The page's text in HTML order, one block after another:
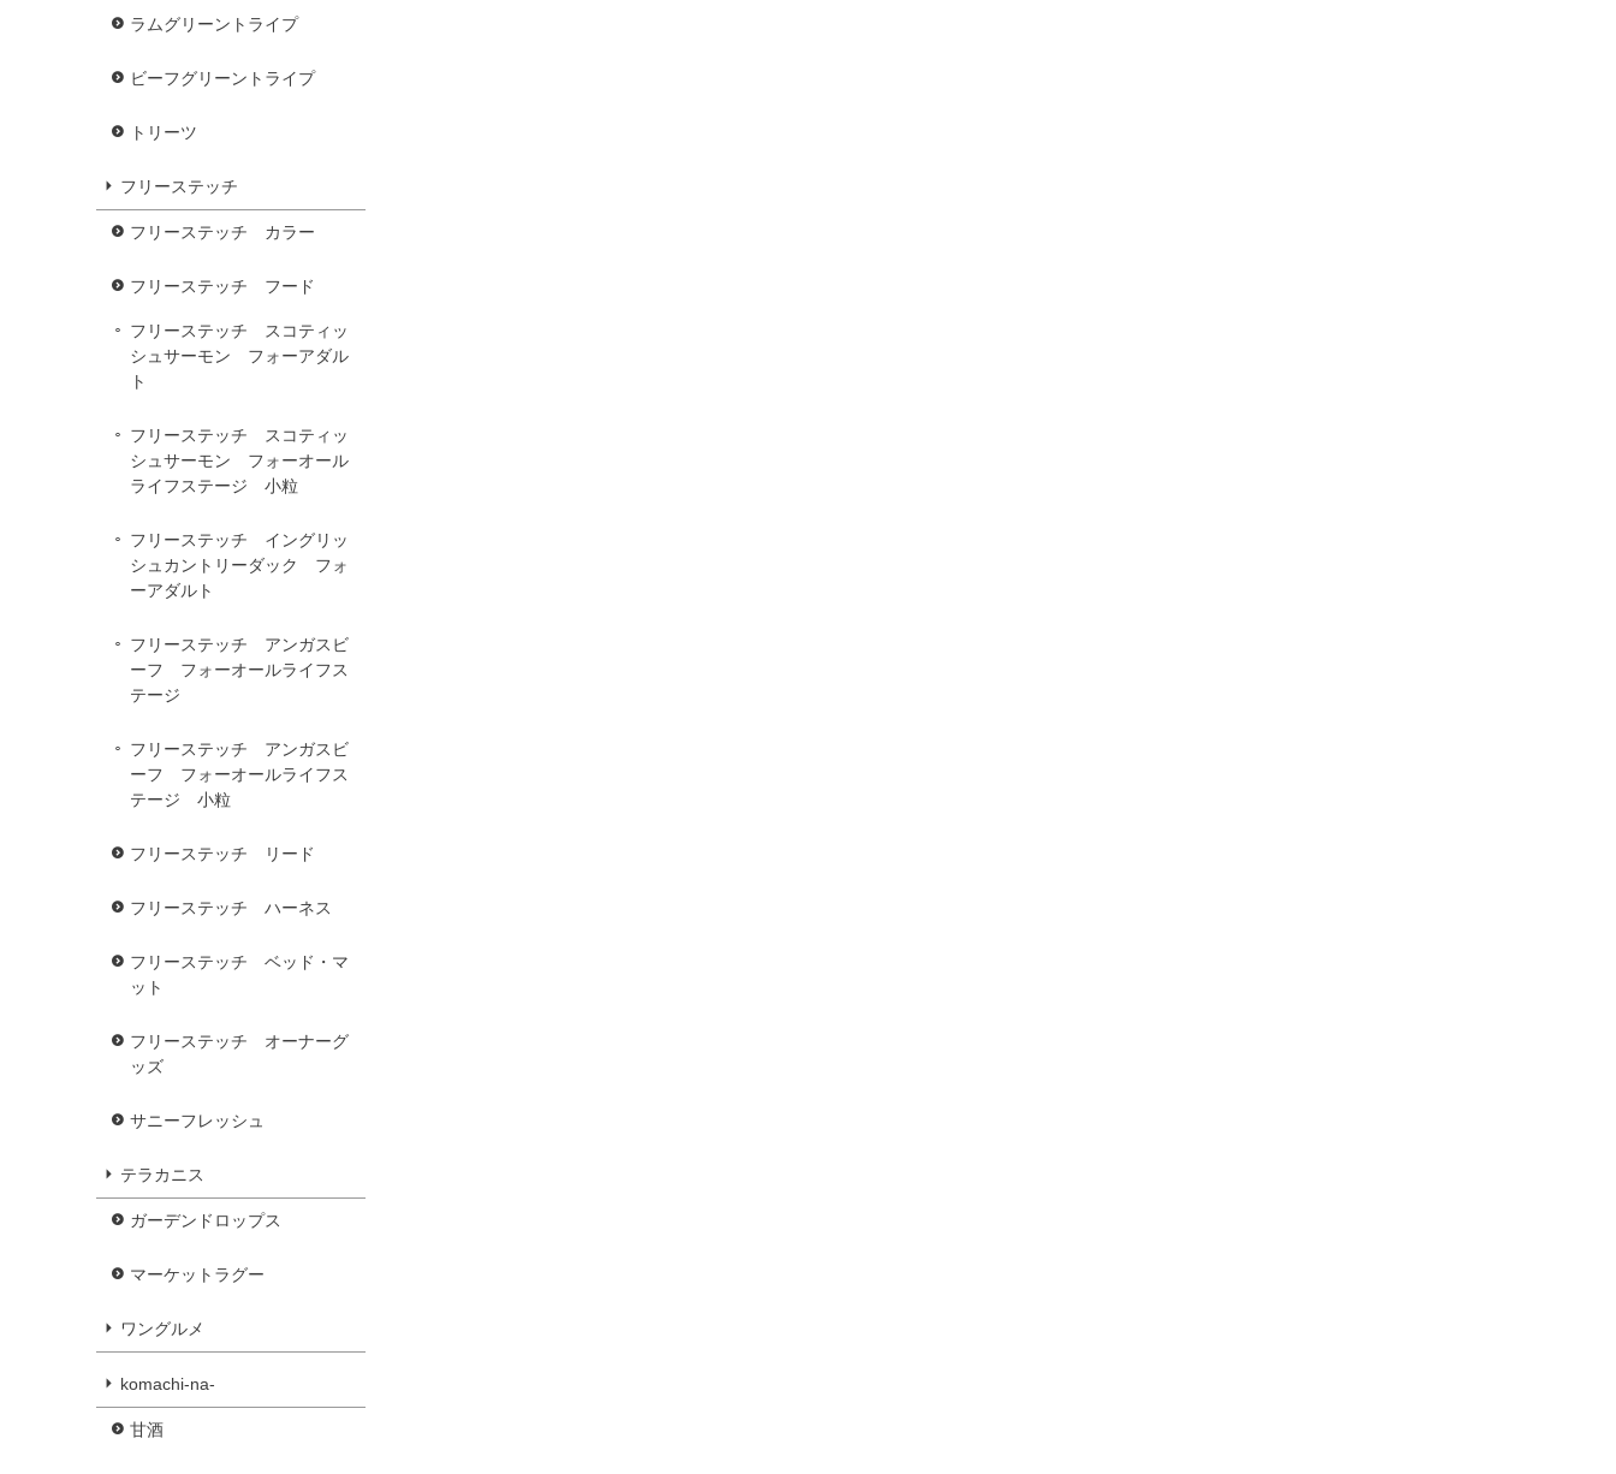
ラムグリーントライプ
ビーフグリーントライプ
トリーツ
フリーステッチ
フリーステッチ カラー
フリーステッチ フード
フリーステッチ スコティッ
シュサーモン フォーアダル
ト
フリーステッチ スコティッ
シュサーモン フォーオール
ライフステージ 小粒
フリーステッチ イングリッ
シュカントリーダック フォ
ーアダルト
フリーステッチ アンガスビ
ーフ フォーオールライフス
テージ
フリーステッチ アンガスビ
ーフ フォーオールライフス
テージ 小粒
フリーステッチ リード
フリーステッチ ハーネス
フリーステッチ ベッド・マ
ット
フリーステッチ オーナーグ
ッズ
サニーフレッシュ
テラカニス
ガーデンドロップス
マーケットラグー
ワングルメ
komachi-na-
甘酒